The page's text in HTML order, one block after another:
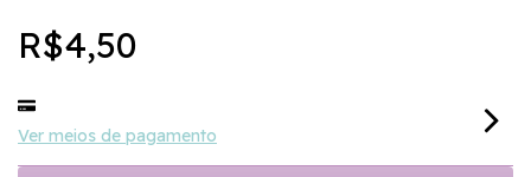
R$4,50
Ver meios de pagamento